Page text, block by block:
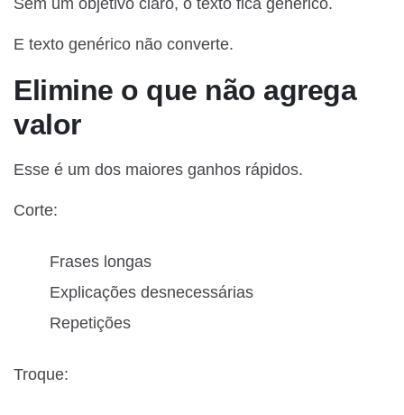
E texto genérico não converte.
Elimine o que não agrega
valor
Esse é um dos maiores ganhos rápidos.
Corte:
Frases longas
Explicações desnecessárias
Repetições
Troque: